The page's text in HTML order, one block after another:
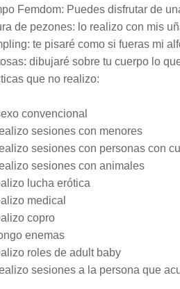
Femdom: Puedes disfrutar de
de pezones: lo realizo con mis
te pisaré como si fueras mi
dibujaré sobre tu cuerpo lo
que no realizo:
convencional
sesiones con menores
sesiones con personas con
sesiones con animales
lucha erótica
medical
copro
enemas
roles de adult baby
sesiones a la persona que